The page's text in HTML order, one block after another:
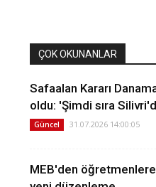
ÇOK OKUNANLAR
Safaalan Kararı
oldu: 'Şimdi sıra
Güncel 31.07.2026 14:00:05
MEB'den